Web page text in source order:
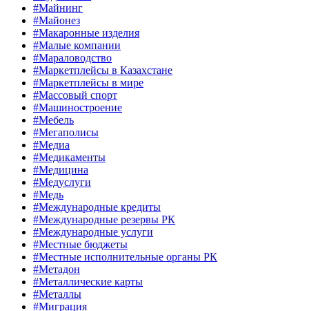
#Майнинг
#Майонез
#Макаронные изделия
#Малые компании
#Мараловодство
#Маркетплейсы в Казахстане
#Маркетплейсы в мире
#Массовый спорт
#Машиностроение
#Мебель
#Мегаполисы
#Медиа
#Медикаменты
#Медицина
#Медуслуги
#Медь
#Международные кредиты
#Международные резервы РК
#Международные услуги
#Местные бюджеты
#Местные исполнительные органы РК
#Метадон
#Металлические карты
#Металлы
#Миграция